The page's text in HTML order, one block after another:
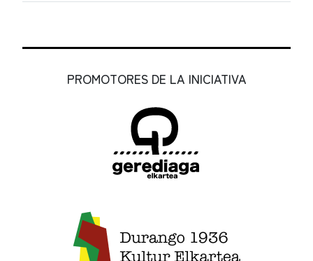
PROMOTORES DE LA INICIATIVA